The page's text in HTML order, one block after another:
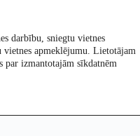
Vēlēšanas 2026
darbību, sniegtu vietnes
apmeklējumu. Lietotājam
izmantotajām sīkdatnēm